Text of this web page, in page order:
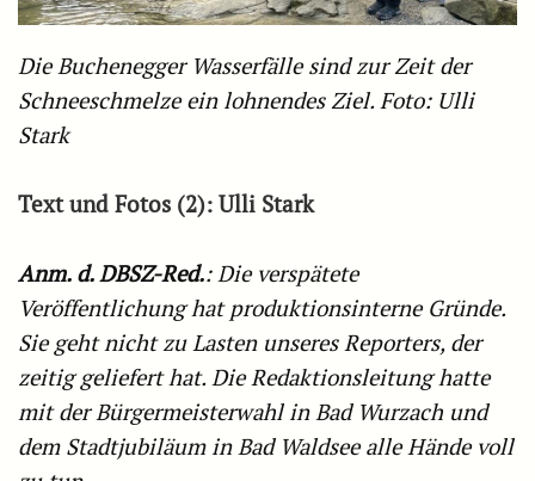
Die Buchenegger Wasserfälle sind zur Zeit der
Schneeschmelze ein lohnendes Ziel. Foto: Ulli
Stark
Text und Fotos (2): Ulli Stark
Anm. d. DBSZ-Red.: Die verspätete
Veröffentlichung hat produktionsinterne Gründe.
Sie geht nicht zu Lasten unseres Reporters, der
zeitig geliefert hat. Die Redaktionsleitung hatte
mit der Bürgermeisterwahl in Bad Wurzach und
dem Stadtjubiläum in Bad Waldsee alle Hände voll